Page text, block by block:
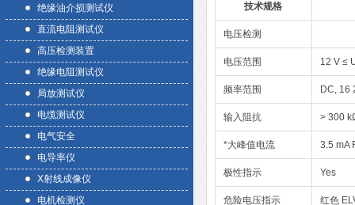
绝缘油介损测试仪
直流电阻测试仪
高压检测装置
绝缘电阻测试仪
局放测试仪
电缆测试仪
电气安全
电导率仪
X射线成像仪
电机检测仪
技术规格
电压检测
电压范围 12 V ≤
频率范围 DC, 16
输入阻抗 > 300
*大峰值电流 3.5 mA
极性指示 Yes
危险电压指示 红色